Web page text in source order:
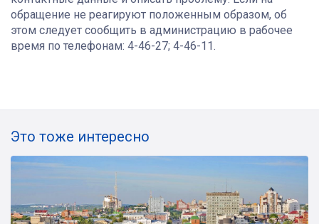
обращение не реагируют положенным образом, об
этом следует сообщить в администрацию в рабочее
время по телефонам: 4-46-27; 4-46-11.
Это тоже интересно